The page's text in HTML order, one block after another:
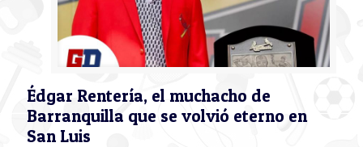
Édgar Rentería, el muchacho de
Barranquilla que se volvió eterno en
San Luis